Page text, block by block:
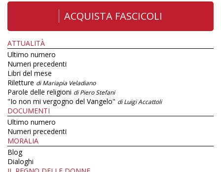
ACQUISTA FASCICOLI
ATTUALITÀ
Ultimo numero
Numeri precedenti
Libri del mese
Riletture di Mariapia Veladiano
Parole delle religioni di Piero Stefani
"Io non mi vergogno del Vangelo" di Luigi Accattoli
DOCUMENTI
Ultimo numero
Numeri precedenti
MORALIA
Blog
Dialoghi